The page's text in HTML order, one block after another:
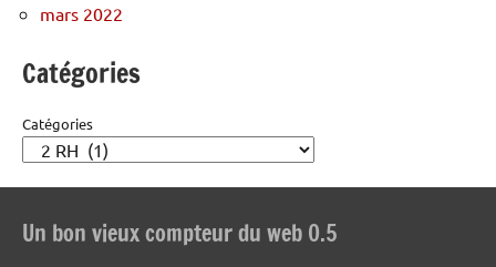
mars 2022
Catégories
Catégories
Un bon vieux compteur du web 0.5